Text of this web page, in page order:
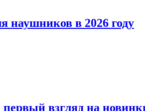
наушников в 2026 году
взгляд на